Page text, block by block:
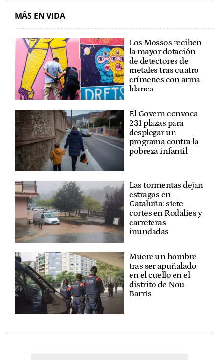
MÁS EN VIDA
Los Mossos reciben
la mayor dotación
de detectores de
metales tras cuatro
crímenes con arma
blanca
El Govern convoca
231 plazas para
desplegar un
programa contra la
pobreza infantil
Las tormentas dejan
estragos en
Cataluña: siete
cortes en Rodalies y
carreteras
inundadas
Muere un hombre
tras ser apuñalado
en el cuello en el
distrito de Nou
Barris